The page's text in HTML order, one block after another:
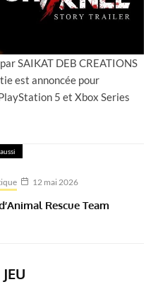
SAIKAT DEB CREATIONS
est annoncée pour
5 et Xbox Series
12 mai 2026
Rescue Team